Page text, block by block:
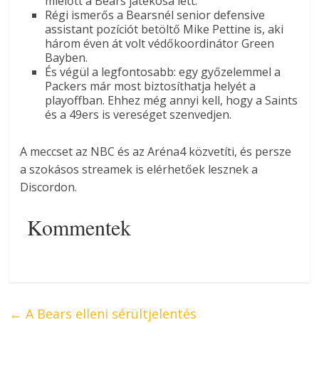
Régi ismerős a Bearsnél senior defensive
assistant pozíciót betöltő Mike Pettine is, aki
három éven át volt védőkoordinátor Green
Bayben.
És végül a legfontosabb: egy győzelemmel a
Packers már most biztosíthatja helyét a
playoffban. Ehhez még annyi kell, hogy a Saints
és a 49ers is vereséget szenvedjen.
A meccset az NBC és az Aréna4 közvetíti, és persze
a szokásos streamek is elérhetőek lesznek a
Discordon.
Kommentek
← A Bears elleni sérültjelentés